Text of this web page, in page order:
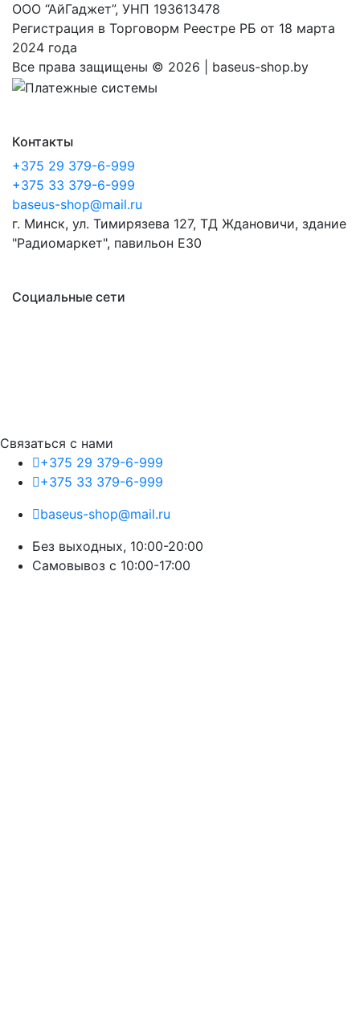
ООО “АйГаджет”, УНП 193613478
Регистрация в Торговорм Реестре РБ от 18 марта
2024 года
Все права защищены © 2026 | baseus-shop.by
Контакты
+375 29 379-6-999
+375 33 379-6-999
baseus-shop@mail.ru
г. Минск, ул. Тимирязева 127, ТД Ждановичи, здание
"Радиомаркет", павильон E30
Социальные сети
Связаться с нами
+375 29 379-6-999
+375 33 379-6-999
baseus-shop@mail.ru
Без выходных, 10:00-20:00
Cамовывоз с 10:00-17:00